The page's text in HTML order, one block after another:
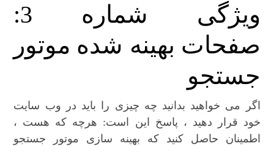
ویژگی شماره 3:
صفحات بهینه شده موتور
جستجو
اگر می خواهید بدانید چه چیزی را باید در وب سایت
خود قرار دهید ، پاسخ این است: هرچه که هست ،
اطمینان حاصل کنید که بهینه سازی موتور جستجو